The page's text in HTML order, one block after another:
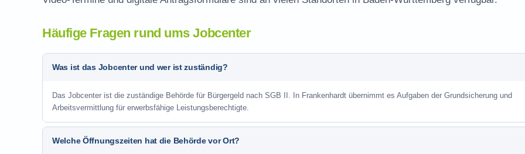
Häufige Fragen rund ums Jobcenter
Was ist das Jobcenter und wer ist zuständig?
Das Jobcenter ist die zuständige Behörde für Bürgergeld nach SGB II. In Frankenhardt übernimmt es Aufgaben der Grundsicherung und
Arbeitsvermittlung für erwerbsfähige Leistungsberechtigte.
Welche Öffnungszeiten hat die Behörde vor Ort?